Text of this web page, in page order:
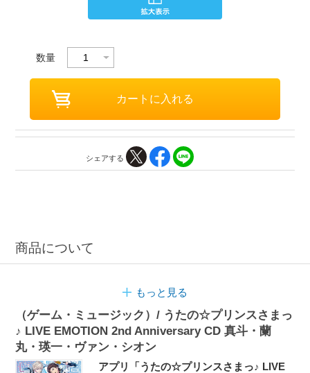
数量
シェアする
商品について
もっと見る
（ゲーム・ミュージック）/ うたの☆プリンスさまっ
♪ LIVE EMOTION 2nd Anniversary CD 真斗・蘭
丸・瑛一・ヴァン・シオン
アプリ「うたの☆プリンスさまっ♪ LIVE